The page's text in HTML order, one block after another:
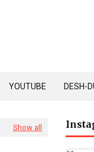
YOUTUBE DESH-
Show all